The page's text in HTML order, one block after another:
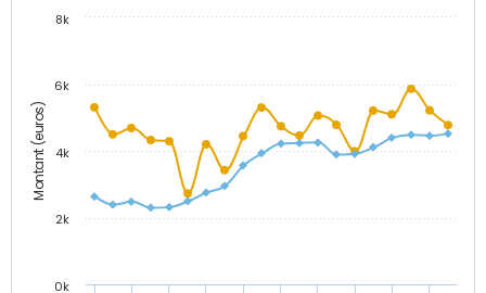
Montant (euros)
0k
2k
4k
6k
8k